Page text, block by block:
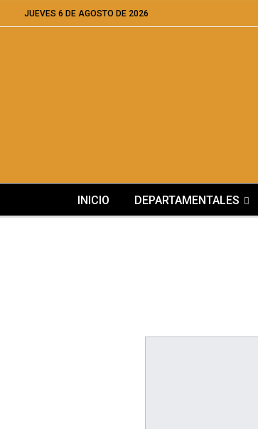
JUEVES 6 DE AGOSTO DE 2026
INICIO DEPARTAMENTALES